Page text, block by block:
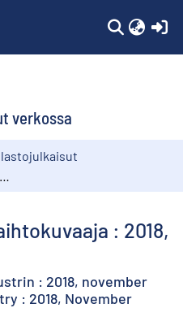
verkossa
: 2018,
: 2018, november
: 2018, November